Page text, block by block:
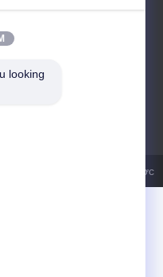
Tất cả. Tất cả quyền được
looking